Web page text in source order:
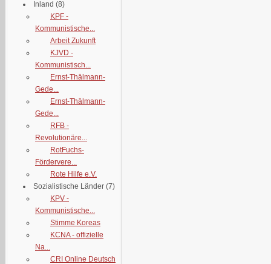
Inland (8)
KPF -
Kommunistische...
Arbeit Zukunft
KJVD -
Kommunistisch...
Ernst-Thälmann-
Gede...
Ernst-Thälmann-
Gede...
RFB -
Revolutionäre...
RotFuchs-
Fördervere...
Rote Hilfe e.V.
Sozialistische Länder (7)
KPV -
Kommunistische...
Stimme Koreas
KCNA - offizielle
Na...
CRI Online Deutsch